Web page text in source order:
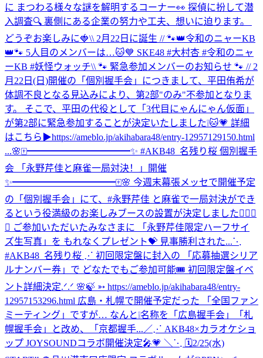
に ‎まつわる様々な謎を解明するコーナー👀 ‎探偵に扮して潜
入調査🔍 ‎裏側にある企業の努力や工夫、想いに迫ります。 ‎
どうぞお楽しみに🍓\\ 2月22日に誕生 // 🐾👑令和のニャーKB
👑🐾 5人目のメンバーは…🐱💙 SKE48 #大村杏 #令和のニャ
ーKB #妖怪ウォッチ\\ 🐾 緊急参加メンバーのお知らせ 🐾 // 2
月22日(日)開催の「個別握手会」につきまして、平田侑希が
体調不良となる見込みにより、第2部"のみ"不参加となりま
す。 そこで、平田の代役として「3代目にゃんにゃん仮面」
が第2部に緊急参加することが決定いたしました❕🐱💗 詳細
はこちら▶https://ameblo.jp/akihabara48/entry-12957129150.html
...🌸🀄️━━━━━━━━━━━✨ #AKB48_名残り桜 個別握手
会 「永野芹佳と麻雀一局対決！」開催
✨━━━━━━━━━━━🀄️🌸 今週末幕張メッセで開催予定
の「個別握手会」にて、#永野芹佳 と麻雀で一局対決ができ
るという役満級のお楽しみブースの設置が決定しました✊🏻🎯
💖 ご参加いただいたみなさまに 「永野芹佳限定ハーフサイ
ズ生写真」を もれなくプレゼント💝 見事勝利された...⋱
#AKB48_名残り桜 ⋰ 初回限定盤に封入の 「応募抽選シリア
ルナンバー券」で どなたでもご参加可能🎟️ 初回限定盤イベ
ント詳細決定.ᐟ.ᐟ 🌸🍃 ➳ https://ameblo.jp/akihabara48/entry-
12957153296.html 広島・札幌で開催予定だった 「全国ファン
ミーティング」ですが… なんと❕名称を「広島握手会」「札
幌握手会」と改め、「京都握手... ／⋰ AKB48×カラオケショ
ップ JOYSOUNDコラボ開催決定🎤💗 ＼⋱ 🗓️2/25(水)